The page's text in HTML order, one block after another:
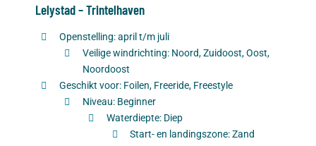
Lelystad – Trintelhaven
Openstelling: april t/m juli
Veilige windrichting: Noord, Zuidoost, Oost,
Noordoost
Geschikt voor: Foilen, Freeride, Freestyle
Niveau: Beginner
Waterdiepte: Diep
Start- en landingszone: Zand